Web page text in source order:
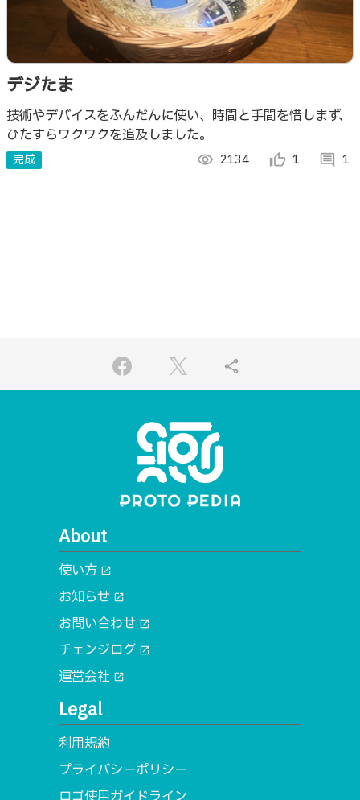
デジたま
技術やデバイスをふんだんに使い、時間と手間を惜しまず、
ひたすらワクワクを追及しました。
完成 visibility 2134 thumb_up_alt 1 comment 1
share
About
使い方 open_in_new
お知らせ open_in_new
お問い合わせ open_in_new
チェンジログ open_in_new
運営会社 open_in_new
Legal
利用規約
プライバシーポリシー